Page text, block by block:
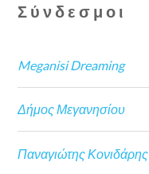
Σύνδεσμοι
Meganisi Dreaming
Δήμος Μεγανησίου
Παναγιώτης Κονιδάρης